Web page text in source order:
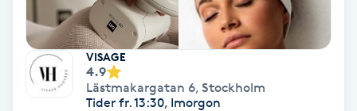
Nagelförlängning akryl
Nagelförlängning gelé
VISAGE
4.9
Lästmakargatan 6, Stockholm
Tider fr. 13:30, Imorgon